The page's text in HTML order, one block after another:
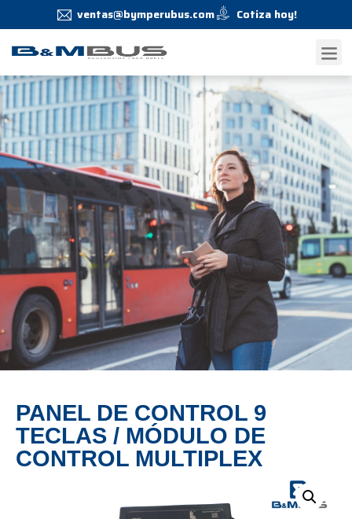
ventas@bymperubus.com Cotiza hoy!
PRODUCTO
PANEL DE CONTROL 9
TECLAS / MÓDULO DE
CONTROL MULTIPLEX